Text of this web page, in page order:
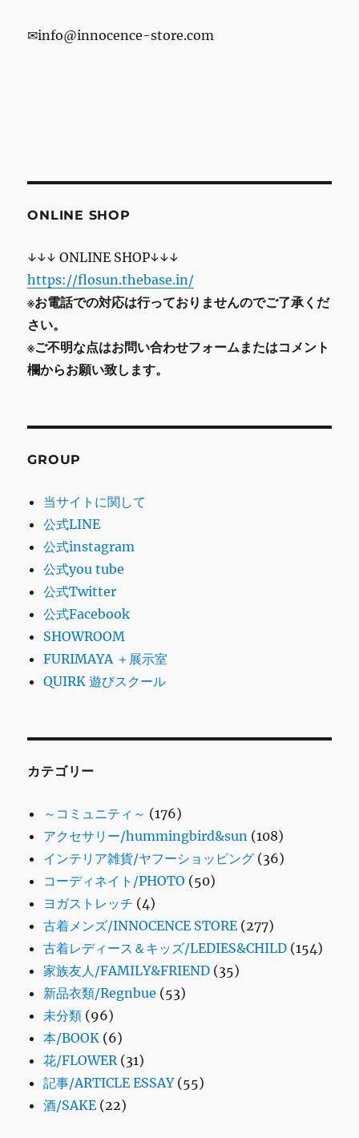
✉info@innocence-store.com
ONLINE SHOP
↓↓↓ ONLINE SHOP↓↓↓
https://flosun.thebase.in/
※お電話での対応は行っておりませんのでご了承くだ
さい。
※ご不明な点はお問い合わせフォームまたはコメント
欄からお願い致します。
GROUP
当サイトに関して
公式LINE
公式instagram
公式you tube
公式Twitter
公式Facebook
SHOWROOM
FURIMAYA ＋展示室
QUIRK 遊びスクール
カテゴリー
～コミュニティ～ (176)
アクセサリー/hummingbird&sun (108)
インテリア雑貨/ヤフーショッピング (36)
コーディネイト/PHOTO (50)
ヨガストレッチ (4)
古着メンズ/INNOCENCE STORE (277)
古着レディース＆キッズ/LEDIES&CHILD (154)
家族友人/FAMILY&FRIEND (35)
新品衣類/Regnbue (53)
未分類 (96)
本/BOOK (6)
花/FLOWER(31)
記事/ARTICLE ESSAY(55)
酒/SAKE (22)